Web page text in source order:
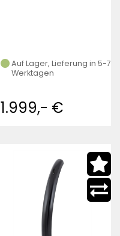
Auf Lager, Lieferung in 5-7
Werktagen
1.999,- €